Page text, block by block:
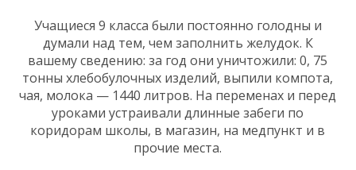
Учащиеся 9 класса были постоянно голодны и
думали над тем, чем заполнить желудок. К
вашему сведению: за год они уничтожили: 0, 75
тонны хлебобулочных изделий, выпили компота,
чая, молока — 1440 литров. На переменах и перед
уроками устраивали длинные забеги по
коридорам школы, в магазин, на медпункт и в
прочие места.